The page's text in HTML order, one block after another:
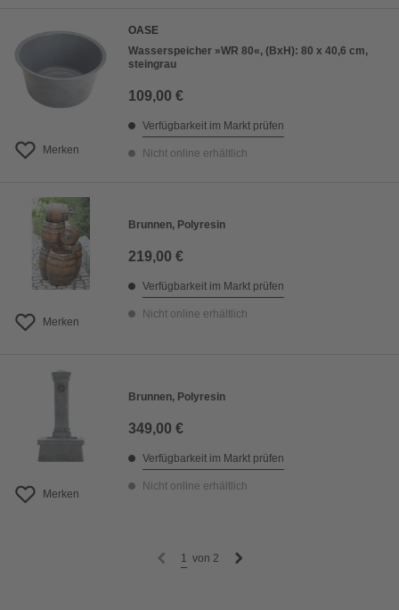
Merken
OASE
Wasserspeicher »WR 80«, (BxH): 80 x 40,6 cm,
steingrau
109,00 €
Verfügbarkeit im Markt prüfen
Nicht online erhältlich
Merken
Brunnen, Polyresin
219,00 €
Verfügbarkeit im Markt prüfen
Nicht online erhältlich
Merken
Brunnen, Polyresin
349,00 €
Verfügbarkeit im Markt prüfen
Nicht online erhältlich
1 von 2